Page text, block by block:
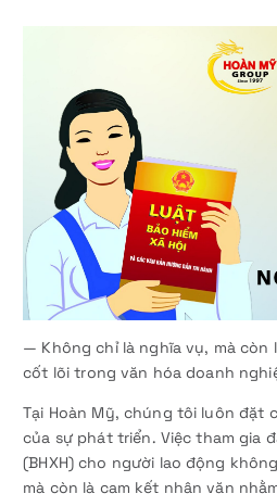
— Không chỉ là nghĩa vụ, mà còn
cốt lõi trong văn hóa doanh
Tại Hoàn Mỹ, chúng tôi luôn đặt
của sự phát triển. Việc tham gia
(BHXH) cho người lao động
mà còn là cam kết nhân văn